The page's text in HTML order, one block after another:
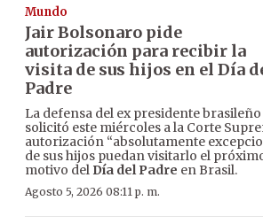
Mundo
Jair Bolsonaro pide
autorización para recibir la
visita de sus hijos en el Día
Padre
La defensa del ex presidente brasileño
solicitó este miércoles a la Corte
autorización “absolutamente
de sus hijos puedan visitarlo el
motivo del Día del Padre en Brasil.
Agosto 5, 2026 08:11 p. m.